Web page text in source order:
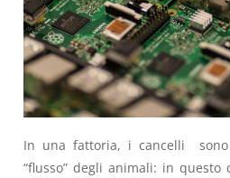
In una fattoria, i cancelli
“flusso” degli animali: in questo